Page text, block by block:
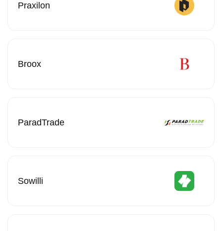
Praxilon
Broox
ParadTrade
Sowilli